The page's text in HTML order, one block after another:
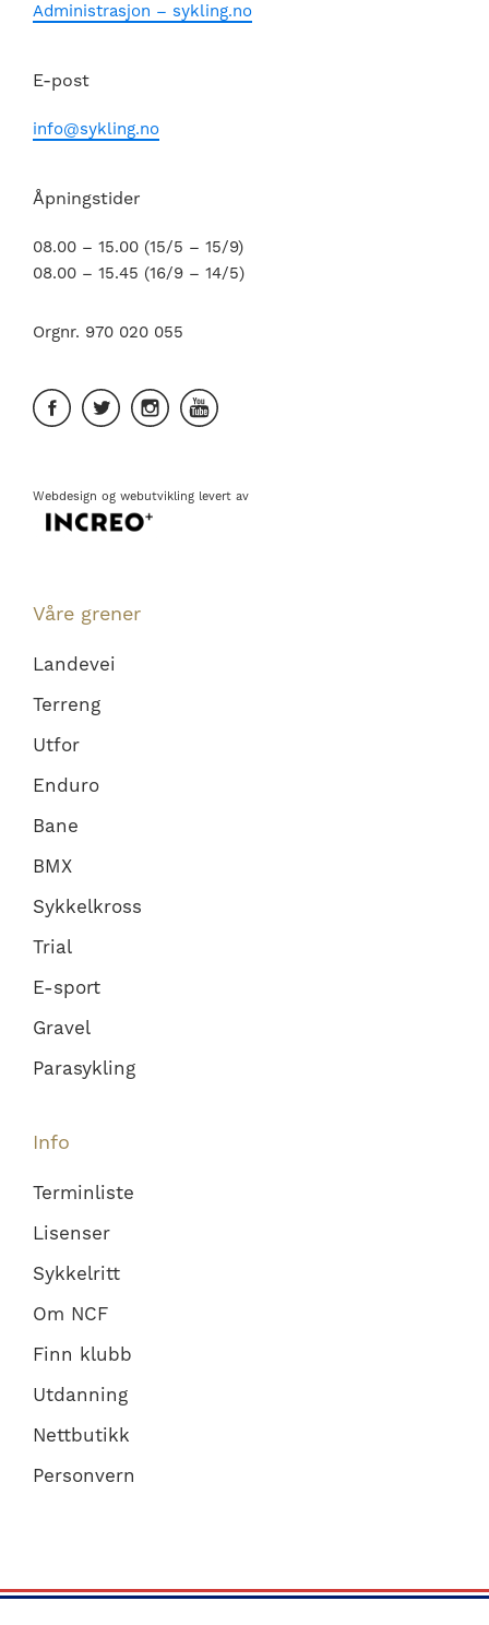
Administrasjon – sykling.no
E-post
info@sykling.no
Åpningstider
08.00 – 15.00 (15/5 – 15/9)
08.00 – 15.45 (16/9 – 14/5)
Orgnr. 970 020 055
Webdesign og webutvikling levert av
Våre grener
Landevei
Terreng
Utfor
Enduro
Bane
BMX
Sykkelkross
Trial
E-sport
Gravel
Parasykling
Info
Terminliste
Lisenser
Sykkelritt
Om NCF
Finn klubb
Utdanning
Nettbutikk
Personvern